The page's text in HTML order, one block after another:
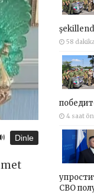
Dinle
58
4 saat
СВО